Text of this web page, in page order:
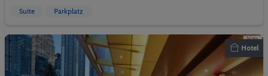
Suite Parkplatz
Hotel